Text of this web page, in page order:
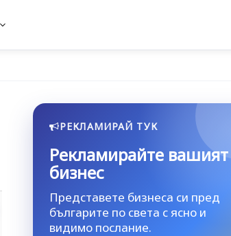
РЕКЛАМИРАЙ ТУК
Рекламирайте вашият
бизнес
Представете бизнеса си пред
българите по света с ясно и
видимо послание.